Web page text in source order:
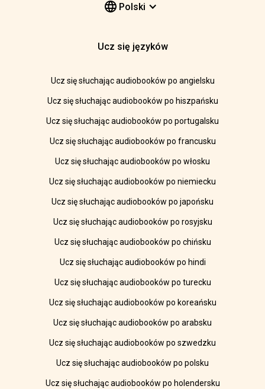
Polski
Ucz się języków
Ucz się słuchając audiobooków po angielsku
Ucz się słuchając audiobooków po hiszpańsku
Ucz się słuchając audiobooków po portugalsku
Ucz się słuchając audiobooków po francusku
Ucz się słuchając audiobooków po włosku
Ucz się słuchając audiobooków po niemiecku
Ucz się słuchając audiobooków po japońsku
Ucz się słuchając audiobooków po rosyjsku
Ucz się słuchając audiobooków po chińsku
Ucz się słuchając audiobooków po hindi
Ucz się słuchając audiobooków po turecku
Ucz się słuchając audiobooków po koreańsku
Ucz się słuchając audiobooków po arabsku
Ucz się słuchając audiobooków po szwedzku
Ucz się słuchając audiobooków po polsku
Ucz się słuchając audiobooków po holendersku